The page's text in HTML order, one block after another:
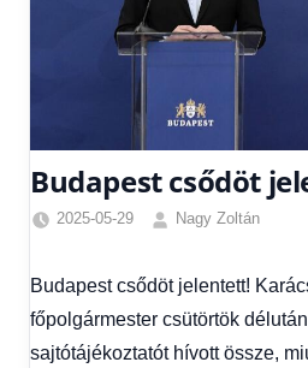
Budapest csődöt
2025-05-29
Nagy Zoltán
Budapest csődöt jelentett!
főpolgármester csütörtök
sajtótájékoztatót hívott össze,